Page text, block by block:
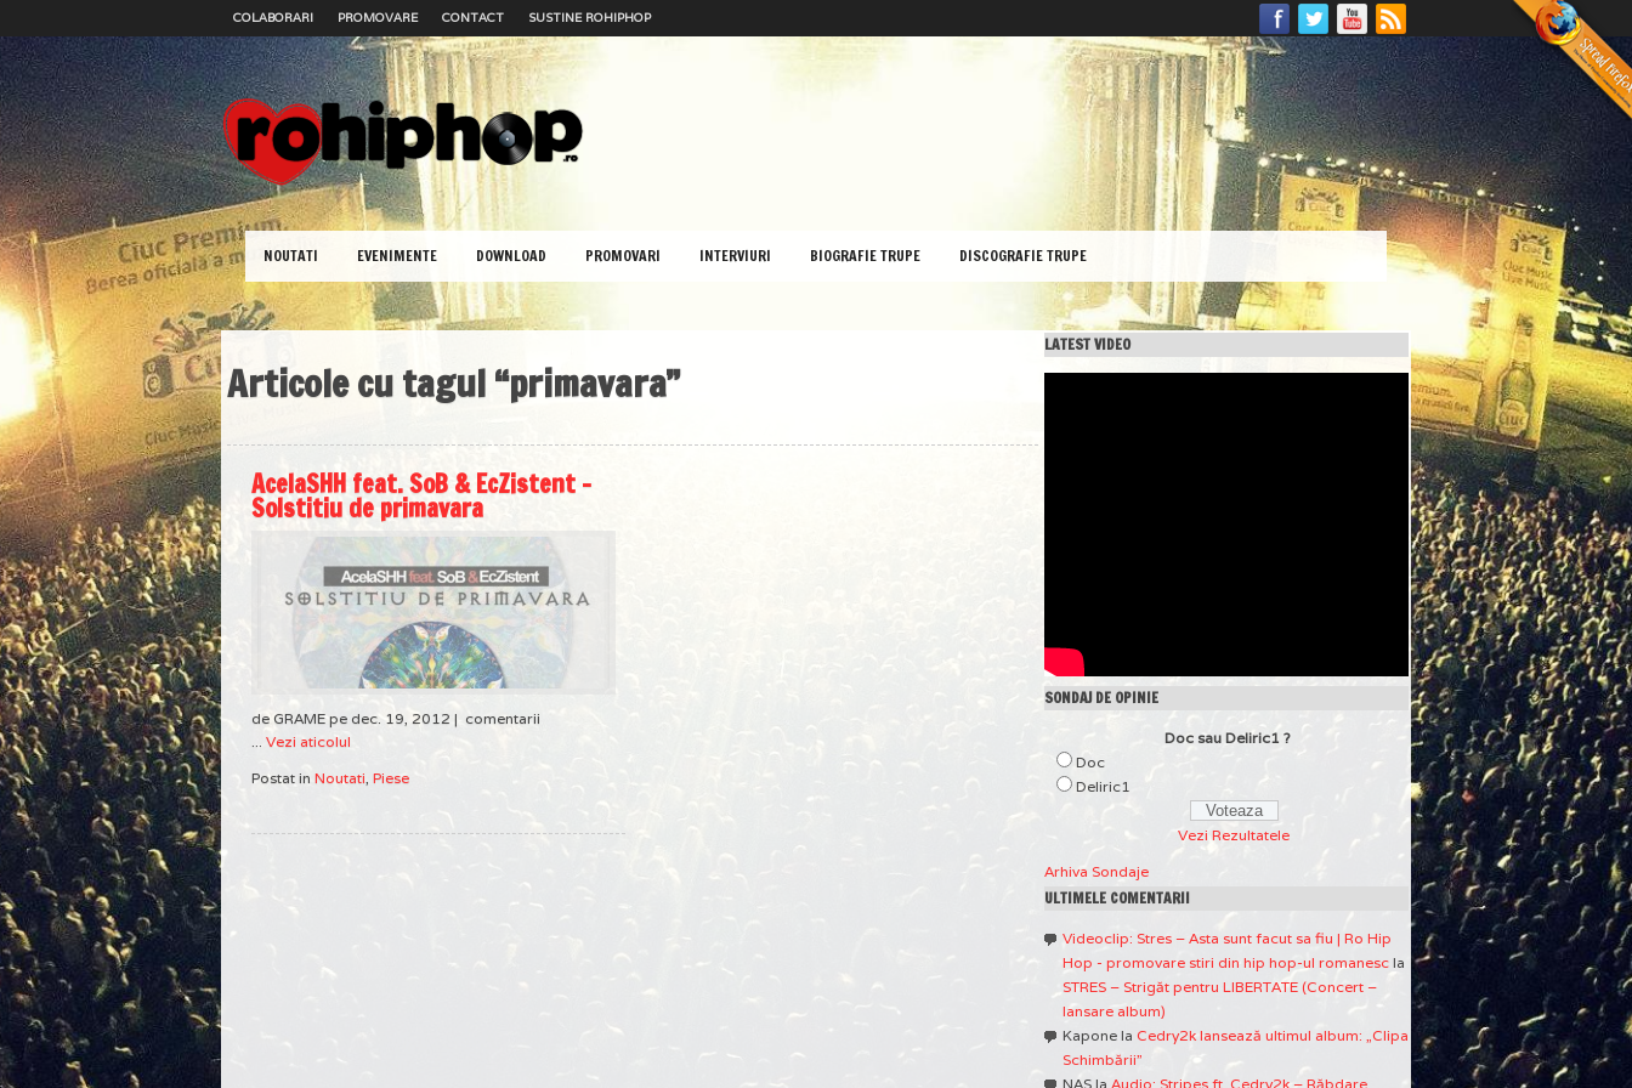
COLABORARI PROMOVARE CONTACT SUSTINE ROHIPHOP
NOUTATI EVENIMENTE DOWNLOAD PROMOVARI INTERVIURI BIOGRAFIE TRUPE DISCOGRAFIE TRUPE
Articole cu tagul “primavara”
AcelaSHH feat. SoB & EcZistent –
Solstitiu de primavara
de GRAME pe dec. 19, 2012 | comentarii
... Vezi aticolul
Postat in Noutati, Piese
LATEST VIDEO
SONDAJ DE OPINIE
Doc sau Deliric1 ?
Doc
Deliric1
Vezi Rezultatele
Arhiva Sondaje
ULTIMELE COMENTARII
Videoclip: Stres – Asta sunt facut sa fiu | Ro Hip
Hop - promovare stiri din hip hop-ul romanesc la
STRES – Strigăt pentru LIBERTATE (Concert –
lansare album)
Kapone la Cedry2k lansează ultimul album: „Clipa
Schimbării”
NAS la Audio: Stripes ft. Cedry2k – Răbdare